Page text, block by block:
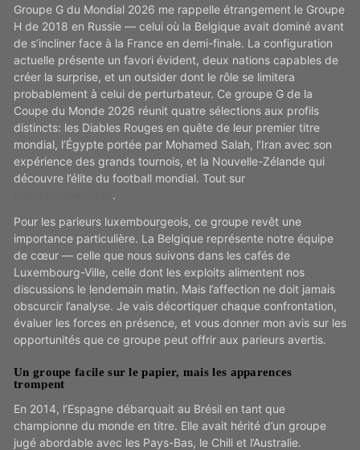
Groupe G du Mondial 2026 me rappelle étrangement le Groupe
H de 2018 en Russie — celui où la Belgique avait dominé avant
de s’incliner face à la France en demi-finale. La configuration
actuelle présente un favori évident, deux nations capables de
créer la surprise, et un outsider dont le rôle se limitera
probablement à celui de perturbateur. Ce groupe G de la
Coupe du Monde 2026 réunit quatre sélections aux profils
distincts: les Diables Rouges en quête de leur premier titre
mondial, l’Égypte portée par Mohamed Salah, l’Iran avec son
expérience des grands tournois, et la Nouvelle-Zélande qui
découvre l’élite du football mondial. Tout sur
.
Pour les parieurs luxembourgeois, ce groupe revêt une
importance particulière. La Belgique représente notre équipe
de cœur — celle que nous suivons dans les cafés de
Luxembourg-Ville, celle dont les exploits alimentent nos
discussions le lendemain matin. Mais l’affection ne doit jamais
obscurcir l’analyse. Je vais décortiquer chaque confrontation,
évaluer les forces en présence, et vous donner mon avis sur les
opportunités que ce groupe peut offrir aux parieurs avertis.
Un groupe facile sur le papier, mais les apparences
trompent
En 2014, l’Espagne débarquait au Brésil en tant que
championne du monde en titre. Elle avait hérité d’un groupe
jugé abordable avec les Pays-Bas, le Chili et l’Australie.